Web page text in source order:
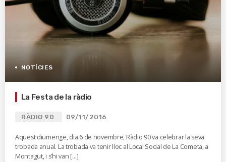
NOTÍCIES
La Festa de la ràdio
RÀDIO 90 09/11/2016
Aquest diumenge, dia 6 de novembre, Ràdio 90 va celebrar la seva
trobada anual. La trobada va tenir lloc al Local Social de La Cometa, a
Montagut, i s’hi van […]